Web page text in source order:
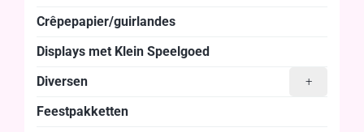
Crêpepapier/guirlandes
Displays met Klein Speelgoed
+
Diversen
Feestpakketten